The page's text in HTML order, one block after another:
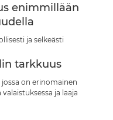
enimmillään
ja selkeästi
tarkkuus
on erinomainen
ja laaja